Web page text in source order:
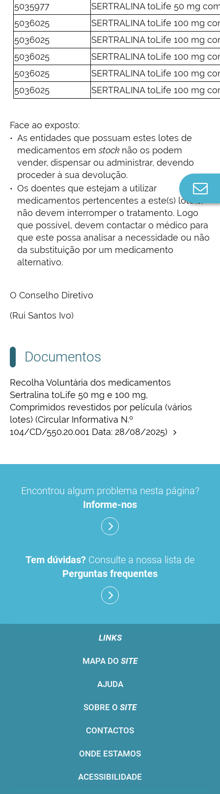
5035977
SERTRALINA toLife 50 mg
5036025
SERTRALINA toLife 100 mg
5036025
SERTRALINA toLife 100 mg
5036025
SERTRALINA toLife 100 mg
5036025
SERTRALINA toLife 100 mg
5036025
SERTRALINA toLife 100 mg
Face ao exposto:
As entidades que possuam estes lotes de
medicamentos emstock não os podem
vender, dispensar ou administrar, devendo
proceder à sua devolução.
Os doentes que estejam a utilizar
medicamentos pertencentes a este(s) lote(s)
não devem interromper o tratamento. Logo
que possível, devem contactar o médico para
que este possa analisar a necessidade ou não
da substituição por um medicamento
alternativo.
O Conselho Diretivo
(Rui Santos Ivo)
Documentos
Recolha Voluntária dos medicamentos
Sertralina toLife 50 mg e 100 mg,
Comprimidos revestidos por película (vários
lotes) (Circular Informativa N.º
104/CD/550.20.001 Data: 28/08/2025)
Encontrou algum problema nesta página?
Informe-nos
Tem dúvidas? Consulte a nossa lista de
Perguntas frequentes
LINKS
MAPA DO SITE
AJUDA
SOBRE O SITE
CONTACTOS
ONDE ESTAMOS
ACESSIBILIDADE